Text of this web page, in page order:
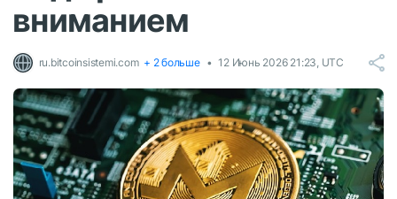
вниманием
ru.bitcoinsistemi.com + 2 больше 12 Июнь 2026 21:23, UTC